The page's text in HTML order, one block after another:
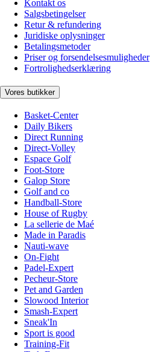
Kontakt os
Salgsbetingelser
Retur & refundering
Juridiske oplysninger
Betalingsmetoder
Priser og forsendelsesmuligheder
Fortrolighedserklæring
Vores butikker
Basket-Center
Daily Bikers
Direct Running
Direct-Volley
Espace Golf
Foot-Store
Galop Store
Golf and co
Handball-Store
House of Rugby
La sellerie de Maé
Made in Paradis
Nauti-wave
On-Fight
Padel-Expert
Pecheur-Store
Pet and Garden
Slowood Interior
Smash-Expert
Sneak'In
Sport is good
Training-Fit